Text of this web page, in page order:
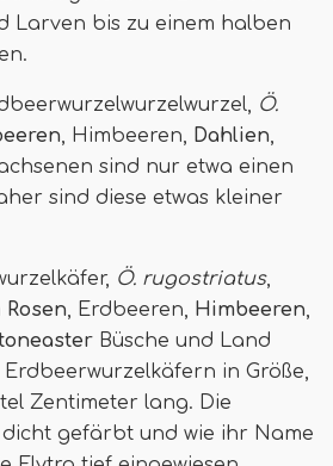
Larven bis zu einem halben
Ö.
, Himbeeren, Dahlien,
sind nur etwa einen
sind diese etwas kleiner
Ö. rugostriatus,
Rosen, Erdbeeren, Himbeeren,
Büsche und Land
Erdbeerwurzelkäfern in Größe,
Zentimeter lang. Die
dicht gefärbt und wie ihr Name